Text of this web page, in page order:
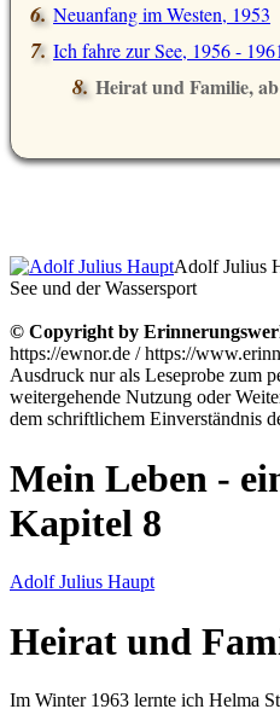
Neuanfang im Westen, 1953
Ich fahre zur See, 1956 -
Heirat und Familie,
Adolf Julius
See und der Wassersport
© Copyright by
https://ewnor.de / https://
Ausdruck nur als Leseprobe zum
weitergehende Nutzung oder
dem schriftlichem Einverständnis
Mein Leben -
Kapitel 8
Adolf Julius Haupt
Heirat und
Im Winter 1963 lernte ich Helma